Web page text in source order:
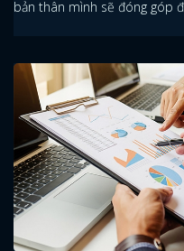
bản thân mình sẽ đóng góp